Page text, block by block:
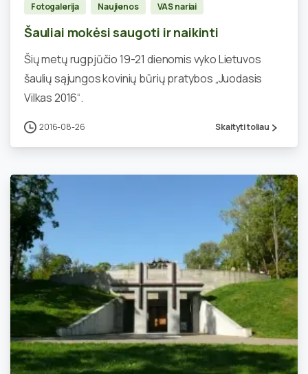
Fotogalerija Naujienos VAS nariai
Šauliai mokėsi saugoti ir naikinti
Šių metų rugpjūčio 19-21 dienomis vyko Lietuvos
šaulių sąjungos kovinių būrių pratybos „Juodasis
Vilkas 2016“.
2016-08-26 Skaityti toliau